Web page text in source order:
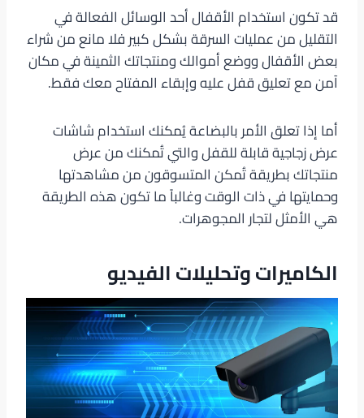
قد تكون استخدام الأقفال أحد الوسائل الفعالة في
التقليل من عمليات السرقة بشكل كبير فلا مانع من شراء
بعض الأقفال ووضع أموالك ومنتجاتك الثمينة في مكان
آمن مع تعليق قفل عليه وإبقاء المفتاح معك فقط.
أما إذا تعلق الأمر بالبضاعة يُمكنك استخدام شاشات
عرض زجاجية قابلة للقفل والتي تُمكنك من عرض
منتجاتك بطريقة تُمكن المتسوقون من مشاهدتها
وحمايتها في ذات الوقت وغالباً ما تكون هذه الطريقة
هي الأمثل لتجار المجوهرات.
الكاميرات وتحليلات الفيديو